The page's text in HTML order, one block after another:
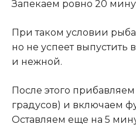
Запекаем ровно 20
При таком условии
но не успеет выпустить
и нежной.
После этого
градусов) и включаем
Оставляем еще на 5